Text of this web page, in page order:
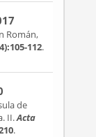
Román,
112.
de
II.Acta
.